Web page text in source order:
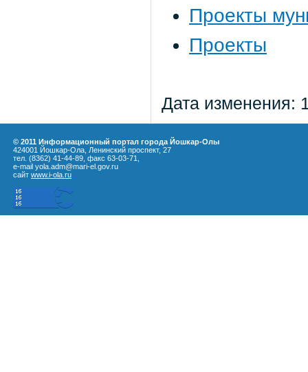
Проекты
Проекты
Дата изменения:
© 2011 Информационный портал города Йошкар-Олы
424001 Йошкар-Ола, Ленинский проспект, 27
тел. (8362) 41-44-89, факс 63-03-71,
e-mail yola.adm@mari-el.gov.ru
сайт www.i-ola.ru